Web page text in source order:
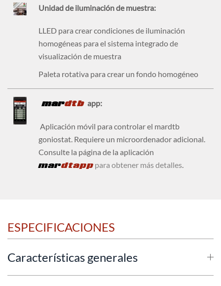
Unidad de iluminación de muestra:
LLED para crear condiciones de iluminación
homogéneas para el sistema integrado de
visualización de muestra
Paleta rotativa para crear un fondo homogéneo
mardtb app:
Aplicación móvil para controlar el mardtb
goniostat. Requiere un microordenador adicional.
Consulte la página de la aplicación
mardtapp para obtener más detalles.
ESPECIFICACIONES
Características generales